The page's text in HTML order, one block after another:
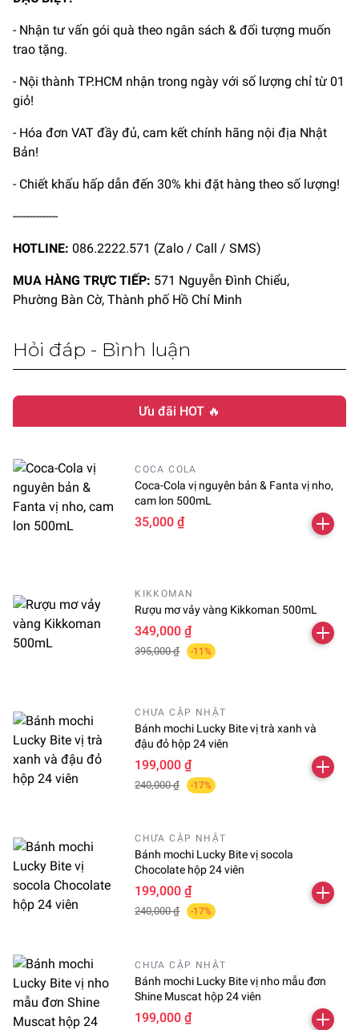
- Nhận tư vấn gói quà theo ngân sách & đối tượng muốn
trao tặng.
- Nội thành TP.HCM nhận trong ngày với số lượng chỉ từ 01
giỏ!
- Hóa đơn VAT đầy đủ, cam kết chính hãng nội địa Nhật
Bản!
- Chiết khấu hấp dẫn đến 30% khi đặt hàng theo số lượng!
--------------
HOTLINE: 086.2222.571 (Zalo / Call / SMS)
MUA HÀNG TRỰC TIẾP: 571 Nguyễn Đình Chiểu,
Phường Bàn Cờ, Thành phố Hồ Chí Minh
Hỏi đáp - Bình luận
Ưu đãi HOT 🔥
COCA COLA
Coca-Cola vị nguyên bản & Fanta vị nho,
cam lon 500mL
35,000 ₫
KIKKOMAN
Rượu mơ vảy vàng Kikkoman 500mL
349,000 ₫
395,000 ₫ -11%
CHƯA CẬP NHẬT
Bánh mochi Lucky Bite vị trà xanh và
đậu đỏ hộp 24 viên
199,000 ₫
240,000 ₫ -17%
CHƯA CẬP NHẬT
Bánh mochi Lucky Bite vị socola
Chocolate hộp 24 viên
199,000 ₫
240,000 ₫ -17%
CHƯA CẬP NHẬT
Bánh mochi Lucky Bite vị nho mẫu đơn
Shine Muscat hộp 24 viên
199,000 ₫